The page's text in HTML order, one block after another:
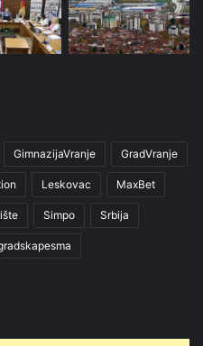
GimnazijaVranje GradVranje
Leskovac MaxBet
Simpo Srbija